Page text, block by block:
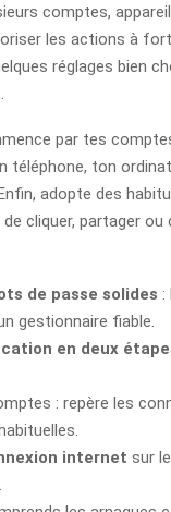
comptes,
les actions à
réglages bien
par tes
téléphone, ton
adopte des
cliquer, partager ou
de passe solides :
gestionnaire fiable.
en deux
: repère les
internet sur